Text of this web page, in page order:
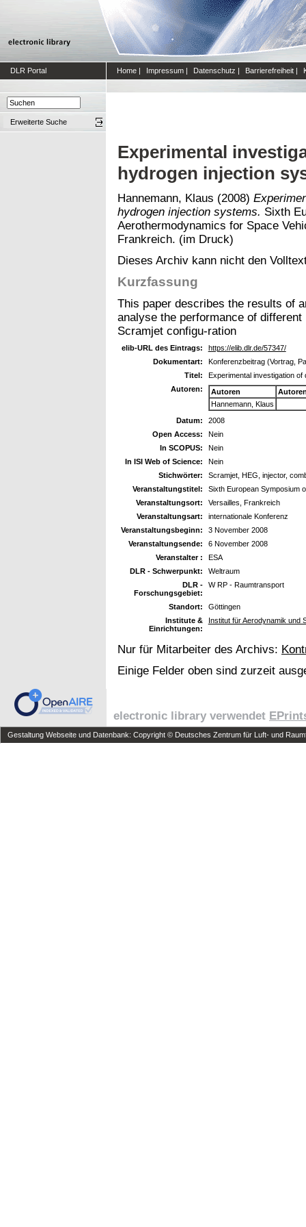
DLR Portal Home | Impressum | Datenschutz | Barrierefreiheit |
Erweiterte Suche
Experimental
hydrogen injection
Hannemann, Klaus (2008)
hydrogen injection systems. Sixth
Aerothermodynamics for Space
Frankreich. (im Druck)
Dieses Archiv kann nicht den
Kurzfassung
This paper describes the results of
analyse the performance of
Scramjet configu-ration
elib-URL des Eintrags:
https://elib.dlr.de/57347/
Dokumentart:
Konferenzbeitrag (Vortrag,
Titel:
Experimental investigation
Autoren:
Autoren
Hannemann, Klaus
Datum:
2008
Open Access:
Nein
In SCOPUS:
Nein
In ISI Web of Science:
Nein
Stichwörter:
Scramjet, HEG, injector,
Veranstaltungstitel:
Sixth European Symposium
Veranstaltungsort:
Versailles, Frankreich
Veranstaltungsart:
internationale Konferenz
Veranstaltungsbeginn:
3 November 2008
Veranstaltungsende:
6 November 2008
Veranstalter :
ESA
DLR - Schwerpunkt:
Weltraum
DLR -
Forschungsgebiet:
W RP - Raumtransport
Standort:
Göttingen
Institute &
Einrichtungen:
Institut für Aerodynamik und
Nur für Mitarbeiter des Archivs:
Einige Felder oben sind zurzeit
electronic library verwendet
Gestaltung Webseite und Datenbank: Copyright © Deutsches Zentrum für Luft- und